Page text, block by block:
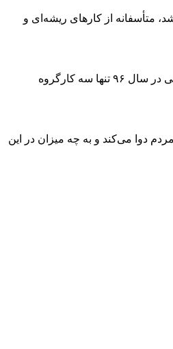
متأسفانه از کارهای ریشه‌ای و
گفتنی است؛ کارگروه سلامت و امنیت غذایی استان پس از گذشت یک ساعت و ۱۵ دقیقه خروجی قابل توجهی نداشت و تنها چیزی که عایدمان شد این بود که خراسان‌جنوبی در سال ۹۶ تنها سه کارگروه
دوا می‌کند و به چه میزان در این